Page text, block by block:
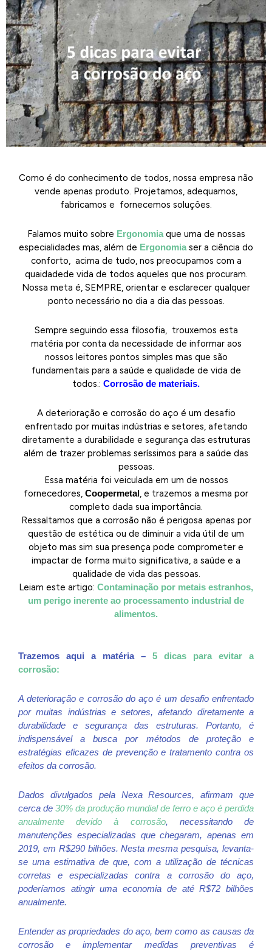
Como é do conhecimento de todos, nossa empresa não
vende apenas produto. Projetamos, adequamos,
fabricamos e fornecemos soluções.
Falamos muito sobre Ergonomia que uma de nossas
especialidades mas, além de Ergonomiaser a ciência do
conforto, acima de tudo, nos preocupamos com a
quaidadede vida de todos aqueles que nos procuram.
Nossa meta é, SEMPRE, orientar e esclarecer qualquer
ponto necessário no dia a dia das pessoas.
Sempre seguindo essa filosofia, trouxemos esta
matéria por conta da necessidade de informar aos
nossos leitores pontos simples mas que são
fundamentais para a saúde e qualidade de vida de
todos.: Corrosão de materiais.
A deterioração e corrosão do aço é um desafio
enfrentado por muitas indústrias e setores, afetando
diretamente a durabilidade e segurança das estruturas
além de trazer problemas seríssimos para a saúde das
pessoas.
Essa matéria foi veiculada em um de nossos
fornecedores, Coopermetal, e trazemos a mesma por
completo dada sua importância.
Ressaltamos que a corrosão não é perigosa apenas por
questão de estética ou de diminuir a vida útil de um
objeto mas sim sua presença pode comprometer e
impactar de forma muito significativa, a saúde e a
qualidade de vida das pessoas.
Leiam este artigo: Contaminação por metais estranhos,
um perigo inerente ao processamento industrial de
alimentos.
Trazemos aqui a matéria – 5 dicas para evitar a
corrosão:
A deterioração e corrosão do aço é um desafio enfrentado
por muitas indústrias e setores, afetando diretamente a
durabilidade e segurança das estruturas. Portanto, é
indispensável a busca por métodos de proteção e
estratégias eficazes de prevenção e tratamento contra os
efeitos da corrosão.
Dados divulgados pela Nexa Resources, afirmam que
cerca de 30% da produção mundial de ferro e aço é perdida
anualmente devido à corrosão, necessitando de
manutenções especializadas que chegaram, apenas em
2019, em R$290 bilhões. Nesta mesma pesquisa, levanta-
se uma estimativa de que, com a utilização de técnicas
corretas e especializadas contra a corrosão do aço,
poderíamos atingir uma economia de até R$72 bilhões
anualmente.
Entender as propriedades do aço, bem como as causas da
corrosão e implementar medidas preventivas é